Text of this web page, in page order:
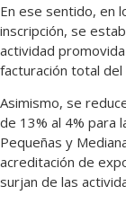
En ese sentido, en
inscripción, se
actividad
facturación total del
Asimismo, se
de 13% al 4% para
Pequeñas y
acreditación de
surjan de las